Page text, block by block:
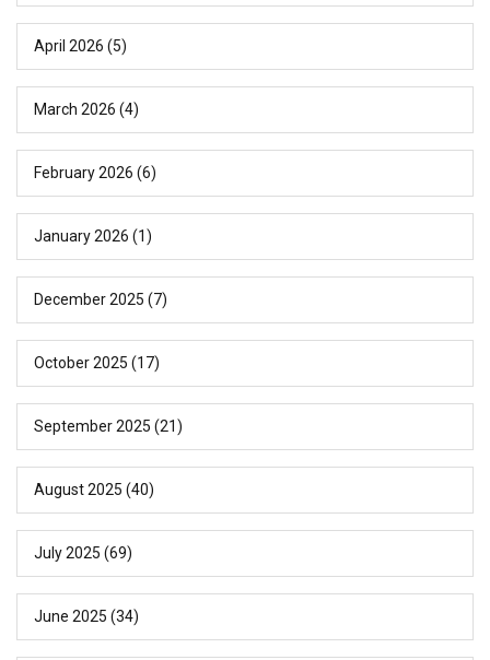
April 2026 (5)
March 2026 (4)
February 2026 (6)
January 2026 (1)
December 2025 (7)
October 2025 (17)
September 2025 (21)
August 2025 (40)
July 2025 (69)
June 2025 (34)